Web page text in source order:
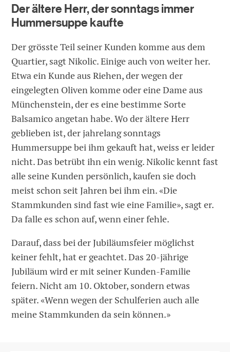
Der ältere Herr, der sonntags immer
Hummersuppe kaufte
Der grösste Teil seiner Kunden komme aus dem
Quartier, sagt Nikolic. Einige auch von weiter her.
Etwa ein Kunde aus Riehen, der wegen der
eingelegten Oliven komme oder eine Dame aus
Münchenstein, der es eine bestimme Sorte
Balsamico angetan habe. Wo der ältere Herr
geblieben ist, der jahrelang sonntags
Hummersuppe bei ihm gekauft hat, weiss er leider
nicht. Das betrübt ihn ein wenig. Nikolic kennt fast
alle seine Kunden persönlich, kaufen sie doch
meist schon seit Jahren bei ihm ein. «Die
Stammkunden sind fast wie eine Familie», sagt er.
Da falle es schon auf, wenn einer fehle.
Darauf, dass bei der Jubiläumsfeier möglichst
keiner fehlt, hat er geachtet. Das 20-jährige
Jubiläum wird er mit seiner Kunden-Familie
feiern. Nicht am 10. Oktober, sondern etwas
später. «Wenn wegen der Schulferien auch alle
meine Stammkunden da sein können.»